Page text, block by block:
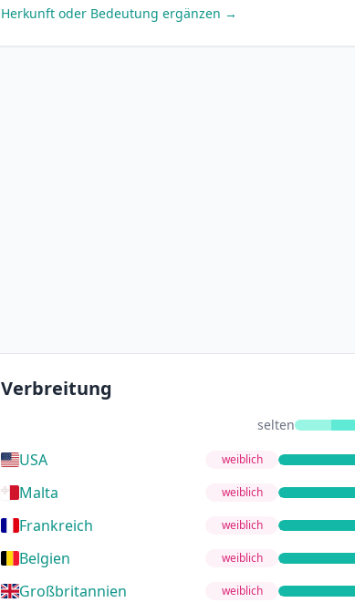
Herkunft oder Bedeutung ergänzen →
Verbreitung
selten
USA weiblich
Malta weiblich
Frankreich weiblich
Belgien weiblich
Großbritannien weiblich